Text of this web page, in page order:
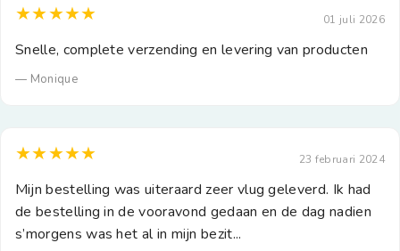
★★★★★ 01 juli 2026
Snelle, complete verzending en levering van producten
— Monique
★★★★★ 23 februari 2024
Mijn bestelling was uiteraard zeer vlug geleverd. Ik had
de bestelling in de vooravond gedaan en de dag nadien
s’morgens was het al in mijn bezit...